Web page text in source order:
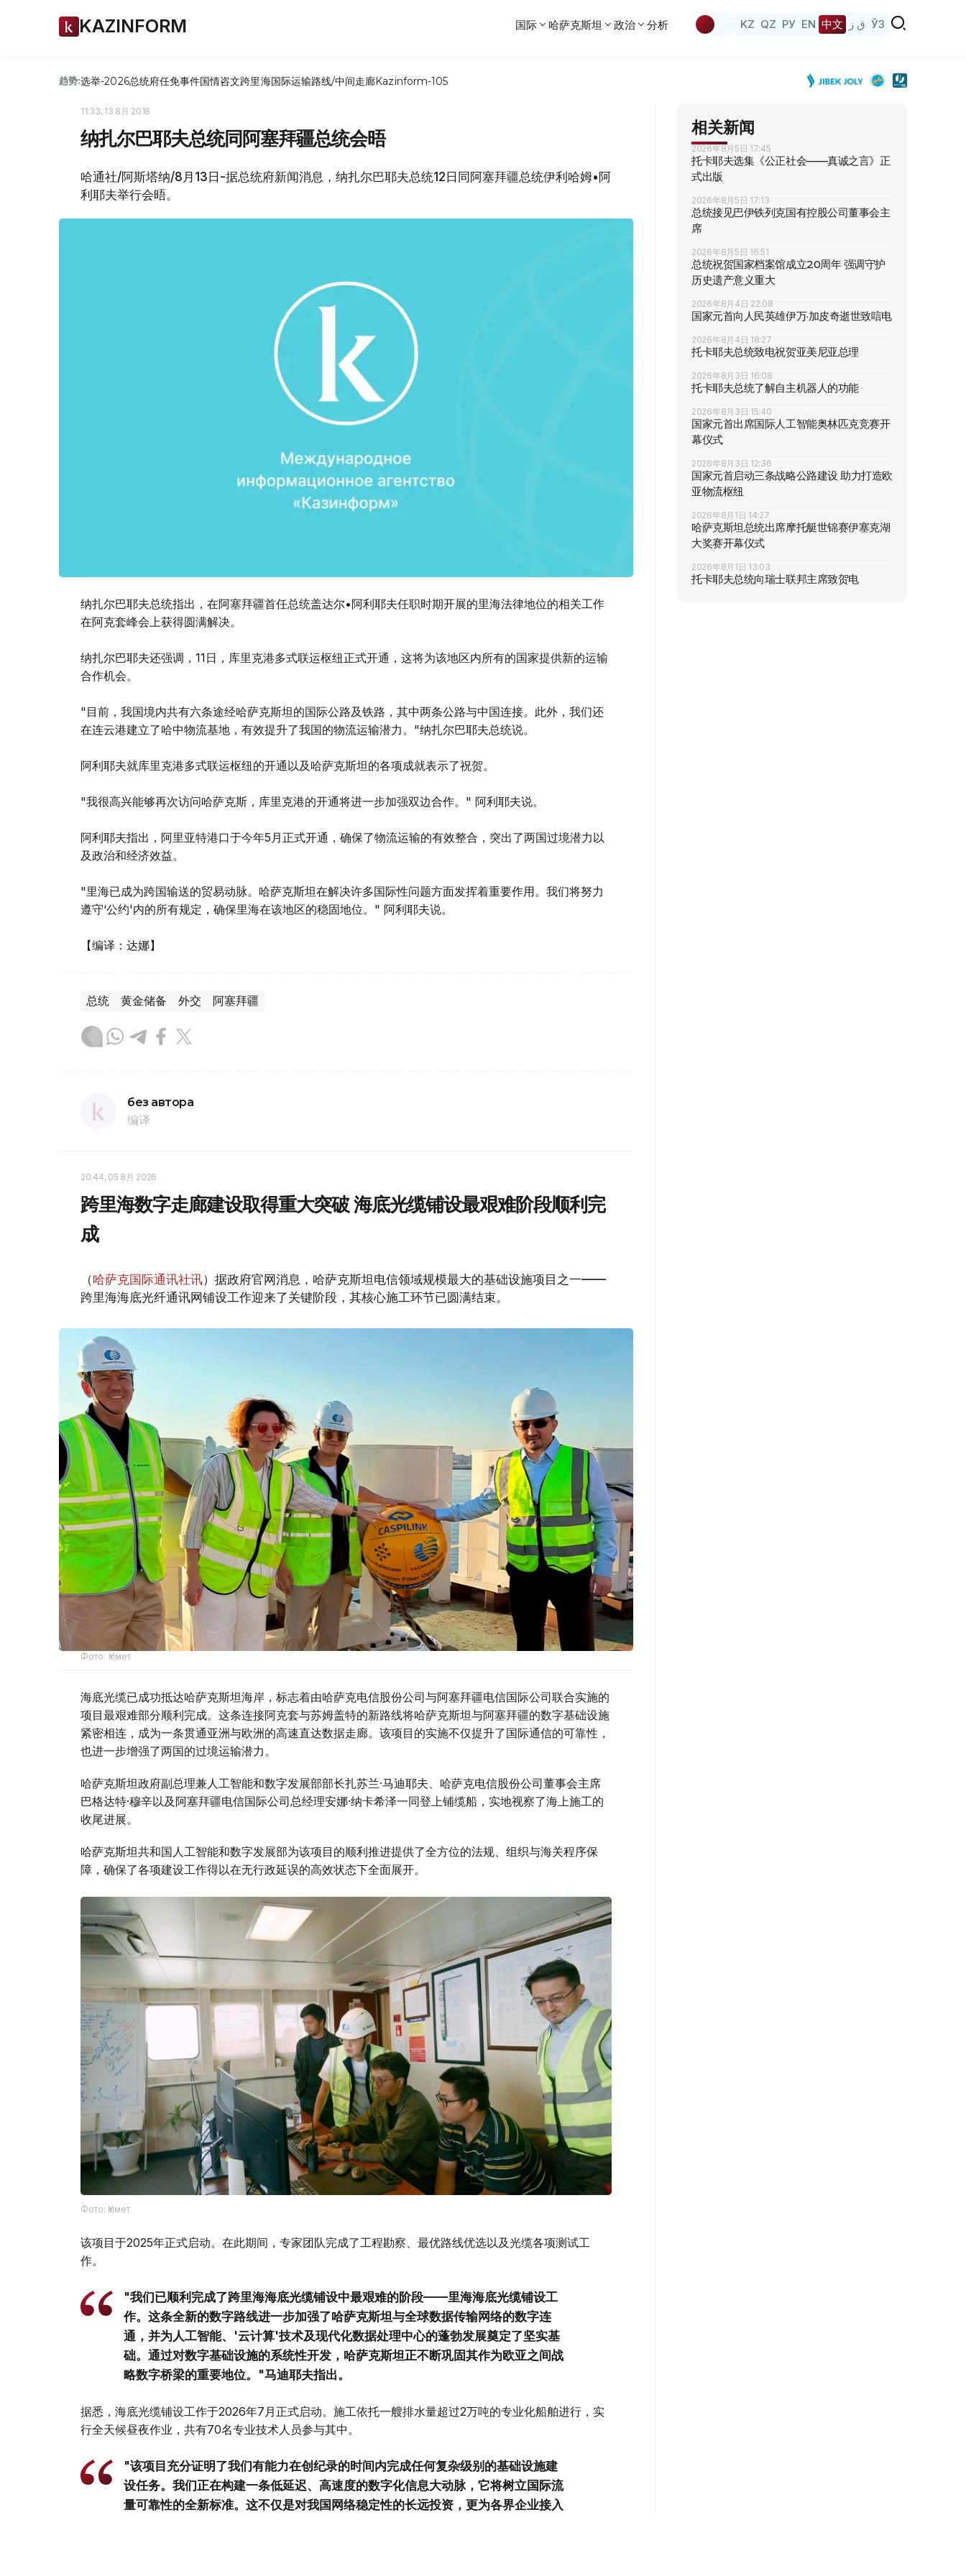
KAZINFORM 国际 哈萨克斯坦 政治 分析 KZ QZ РУ EN 中文 ق ز ЎЗ
趋势:选举-2026总统府任免事件国情咨文跨里海国际运输路线/中间走廊Kazinform-105
11:33, 13 8月 2018
纳扎尔巴耶夫总统同阿塞拜疆总统会晤
哈通社/阿斯塔纳/8月13日-据总统府新闻消息，纳扎尔巴耶夫总统12日同阿塞拜疆总统伊利哈姆•阿
利耶夫举行会晤。
纳扎尔巴耶夫总统指出，在阿塞拜疆首任总统盖达尔•阿利耶夫任职时期开展的里海法律地位的相关工作
在阿克套峰会上获得圆满解决。
纳扎尔巴耶夫还强调，11日，库里克港多式联运枢纽正式开通，这将为该地区内所有的国家提供新的运输
合作机会。
"目前，我国境内共有六条途经哈萨克斯坦的国际公路及铁路，其中两条公路与中国连接。此外，我们还
在连云港建立了哈中物流基地，有效提升了我国的物流运输潜力。"纳扎尔巴耶夫总统说。
阿利耶夫就库里克港多式联运枢纽的开通以及哈萨克斯坦的各项成就表示了祝贺。
"我很高兴能够再次访问哈萨克斯，库里克港的开通将进一步加强双边合作。" 阿利耶夫说。
阿利耶夫指出，阿里亚特港口于今年5月正式开通，确保了物流运输的有效整合，突出了两国过境潜力以
及政治和经济效益。
"里海已成为跨国输送的贸易动脉。哈萨克斯坦在解决许多国际性问题方面发挥着重要作用。我们将努力
遵守‘公约'内的所有规定，确保里海在该地区的稳固地位。" 阿利耶夫说。
【编译：达娜】
总统 黄金储备 外交 阿塞拜疆
без автора
编译
20:44, 05 8月 2026
跨里海数字走廊建设取得重大突破 海底光缆铺设最艰难阶段顺利完
成
（哈萨克国际通讯社讯）据政府官网消息，哈萨克斯坦电信领域规模最大的基础设施项目之一——
跨里海海底光纤通讯网铺设工作迎来了关键阶段，其核心施工环节已圆满结束。
Фото: Үкімет
海底光缆已成功抵达哈萨克斯坦海岸，标志着由哈萨克电信股份公司与阿塞拜疆电信国际公司联合实施的
项目最艰难部分顺利完成。这条连接阿克套与苏姆盖特的新路线将哈萨克斯坦与阿塞拜疆的数字基础设施
紧密相连，成为一条贯通亚洲与欧洲的高速直达数据走廊。该项目的实施不仅提升了国际通信的可靠性，
也进一步增强了两国的过境运输潜力。
哈萨克斯坦政府副总理兼人工智能和数字发展部部长扎苏兰·马迪耶夫、哈萨克电信股份公司董事会主席
巴格达特·穆辛以及阿塞拜疆电信国际公司总经理安娜·纳卡希泽一同登上铺缆船，实地视察了海上施工的
收尾进展。
哈萨克斯坦共和国人工智能和数字发展部为该项目的顺利推进提供了全方位的法规、组织与海关程序保
障，确保了各项建设工作得以在无行政延误的高效状态下全面展开。
Фото: Үкімет
该项目于2025年正式启动。在此期间，专家团队完成了工程勘察、最优路线优选以及光缆各项测试工
作。
"我们已顺利完成了跨里海海底光缆铺设中最艰难的阶段——里海海底光缆铺设工
作。这条全新的数字路线进一步加强了哈萨克斯坦与全球数据传输网络的数字连
通，并为人工智能、'云计算'技术及现代化数据处理中心的蓬勃发展奠定了坚实基
础。通过对数字基础设施的系统性开发，哈萨克斯坦正不断巩固其作为欧亚之间战
略数字桥梁的重要地位。"马迪耶夫指出。
据悉，海底光缆铺设工作于2026年7月正式启动。施工依托一艘排水量超过2万吨的专业化船舶进行，实
行全天候昼夜作业，共有70名专业技术人员参与其中。
"该项目充分证明了我们有能力在创纪录的时间内完成任何复杂级别的基础设施建
设任务。我们正在构建一条低延迟、高速度的数字化信息大动脉，它将树立国际流
量可靠性的全新标准。这不仅是对我国网络稳定性的长远投资，更为各界企业接入
相关新闻
2026年8月5日 17:45
托卡耶夫选集《公正社会——真诚之言》正
式出版
2026年8月5日 17:13
总统接见巴伊铁列克国有控股公司董事会主
席
2026年8月5日 16:51
总统祝贺国家档案馆成立20周年 强调守护
历史遗产意义重大
2026年8月4日 22:08
国家元首向人民英雄伊万·加皮奇逝世致唁电
2026年8月4日 18:27
托卡耶夫总统致电祝贺亚美尼亚总理
2026年8月3日 16:08
托卡耶夫总统了解自主机器人的功能
2026年8月3日 15:40
国家元首出席国际人工智能奥林匹克竞赛开
幕仪式
2026年8月3日 12:36
国家元首启动三条战略公路建设 助力打造欧
亚物流枢纽
2026年8月1日 14:27
哈萨克斯坦总统出席摩托艇世锦赛伊塞克湖
大奖赛开幕仪式
2026年8月1日 13:03
托卡耶夫总统向瑞士联邦主席致贺电